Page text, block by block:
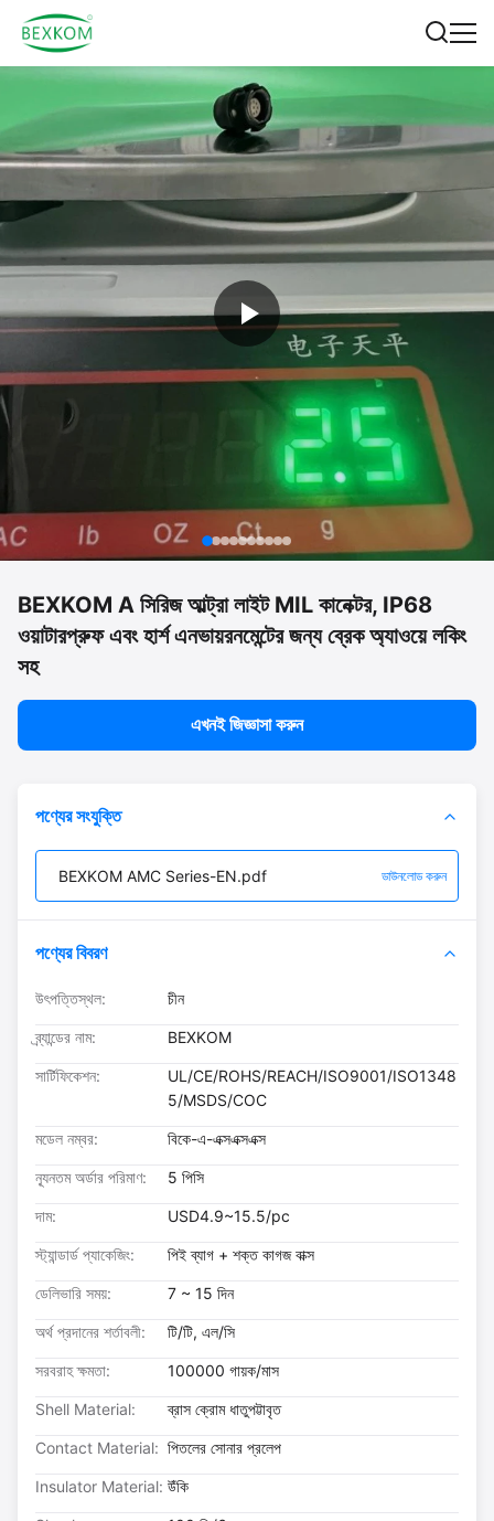
BEXKOM A সিরিজ আল্ট্রা লাইট MIL কানেক্টর, IP68
ওয়াটারপ্রুফ এবং হার্শ এনভায়রনমেন্টের জন্য ব্রেক অ্যাওয়ে লকিং
সহ
এখনই জিজ্ঞাসা করুন
পণ্যের সংযুক্তি
BEXKOM AMC Series-EN.pdf ডাউনলোড করুন
পণ্যের বিবরণ
উৎপত্তিস্থল: চীন
ব্র্যান্ডের নাম: BEXKOM
সার্টিফিকেশন:
UL/CE/ROHS/REACH/ISO9001/ISO1348
5/MSDS/COC
মডেল নম্বর: বিকে-এ-এক্সএক্সএক্স
ন্যূনতম অর্ডার পরিমাণ: 5 পিসি
দাম: USD4.9~15.5/pc
স্ট্যান্ডার্ড প্যাকেজিং: পিই ব্যাগ + শক্ত কাগজ বাক্স
ডেলিভারি সময়: 7 ~ 15 দিন
অর্থ প্রদানের শর্তাবলী: টি/টি, এল/সি
সরবরাহ ক্ষমতা: 100000 গায়ক/মাস
Shell Material: ব্রাস ক্রোম ধাতুপট্টাবৃত
Contact Material: পিতলের সোনার প্রলেপ
Insulator Material: উঁকি